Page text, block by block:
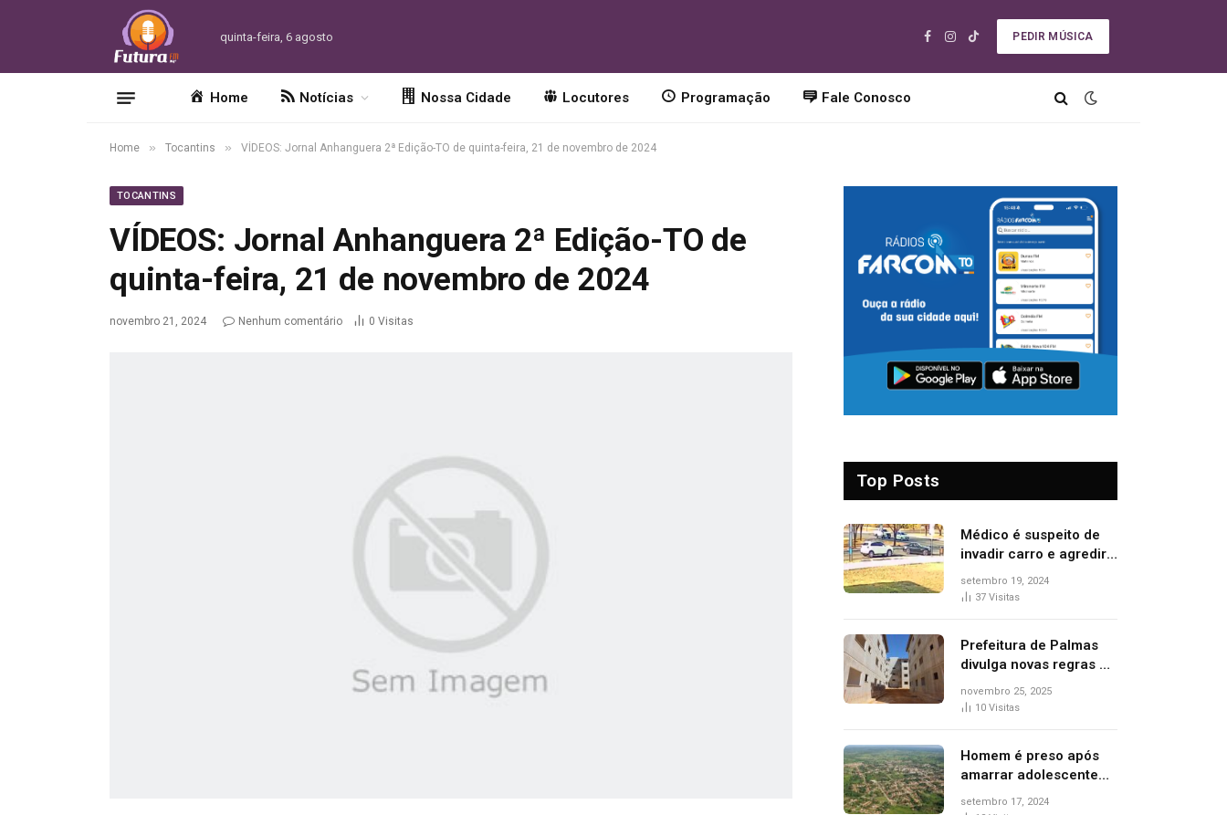
quinta-feira, 6 agosto
Facebook
Instagram
TikTok
PEDIR MÚSICA
Home Notícias Nossa Cidade Locutores Programação Fale Conosco
Home » Tocantins » VÍDEOS: Jornal Anhanguera 2ª Edição-TO de quinta-feira, 21 de novembro de 2024
TOCANTINS
VÍDEOS: Jornal Anhanguera 2ª Edição-TO de
quinta-feira, 21 de novembro de 2024
novembro 21, 2024 Nenhum comentário 0 Visitas
Top Posts
Médico é suspeito de
invadir carro e agredir
delegado aposentado
durante confusão no
setembro 19, 2024
37 Visitas
Prefeitura de Palmas
divulga novas regras e
critérios de desempate
para seleção de
novembro 25, 2025
10 Visitas
Homem é preso após
amarrar adolescente
suspeito de furto em
setembro 17, 2024